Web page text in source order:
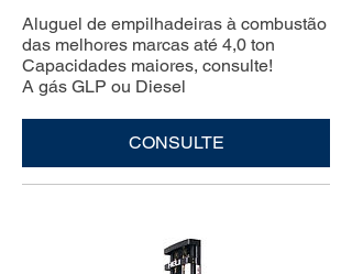
Aluguel de empilhadeiras à combustão
das melhores marcas até 4,0 ton
Capacidades maiores, consulte!
A gás GLP ou Diesel
CONSULTE